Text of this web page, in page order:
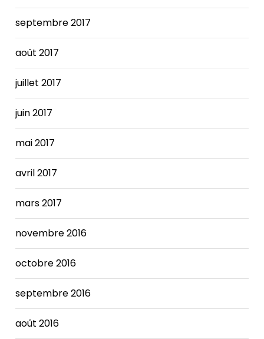
septembre 2017
août 2017
juillet 2017
juin 2017
mai 2017
avril 2017
mars 2017
novembre 2016
octobre 2016
septembre 2016
août 2016